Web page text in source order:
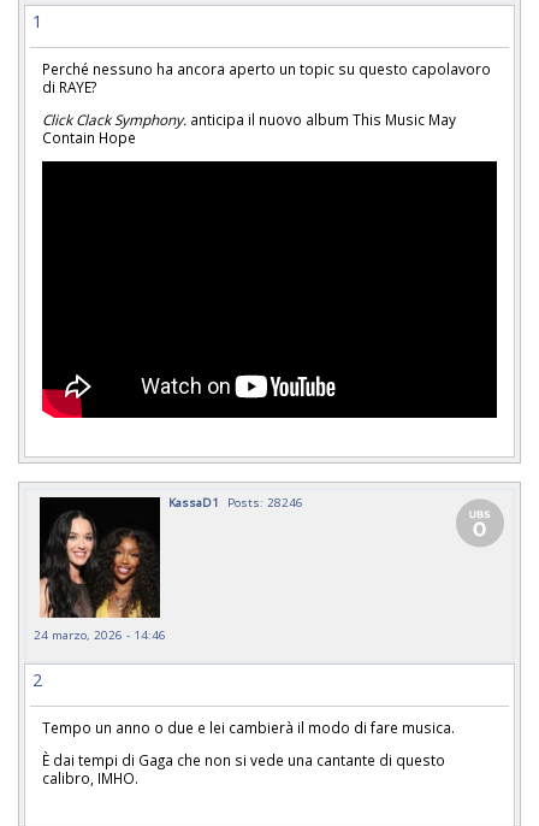
1
Perché nessuno ha ancora aperto un topic su questo capolavoro
di RAYE?
Click Clack Symphony. anticipa il nuovo album This Music May
Contain Hope
KassaD1 Posts: 28246
24 marzo, 2026 - 14:46
2
Tempo un anno o due e lei cambierà il modo di fare musica.
È dai tempi di Gaga che non si vede una cantante di questo
calibro, IMHO.